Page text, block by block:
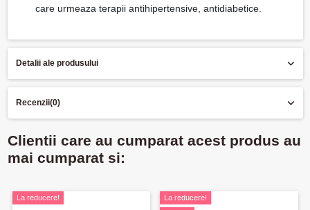
care urmeaza terapii antihipertensive, antidiabetice.
Detalii ale produsului
Recenzii(0)
Clientii care au cumparat acest produs au
mai cumparat si:
La reducere!
La reducere!